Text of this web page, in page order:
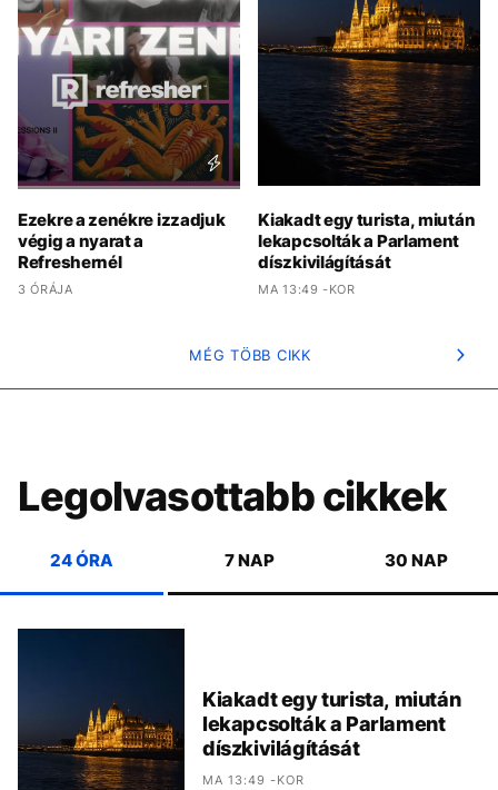
Ezekre a zenékre izzadjuk
végig a nyarat a
Refreshernél
3 ÓRÁJA
Kiakadt egy turista, miután
lekapcsolták a Parlament
díszkivilágítását
MA 13:49 -KOR
MÉG TÖBB CIKK
Legolvasottabb cikkek
24 ÓRA 7 NAP 30 NAP
Kiakadt egy turista, miután
lekapcsolták a Parlament
díszkivilágítását
MA 13:49 -KOR